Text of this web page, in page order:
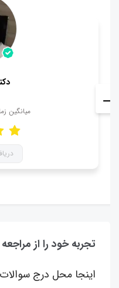
میانگین
تجربه خود را از
اینجا محل درج